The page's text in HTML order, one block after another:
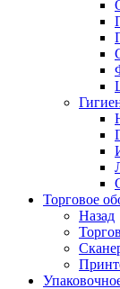
Торговое
Назад